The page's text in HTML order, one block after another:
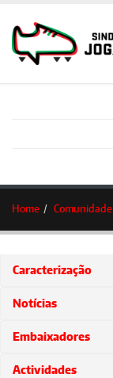
Home Comunidade
Caracterização
Notícias
Embaixadores
Actividades